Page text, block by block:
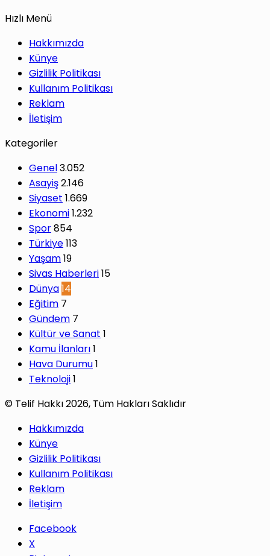
Hızlı Menü
Hakkımızda
Künye
Gizlilik Politikası
Kullanım Politikası
Reklam
İletişim
Kategoriler
Genel3.052
Asayiş2.146
Siyaset 1.669
Ekonomi1.232
Spor854
Türkiye113
Yaşam19
Sivas Haberleri15
Dünya14
Eğitim 7
Gündem 7
Kültür ve Sanat 1
Kamu İlanları1
Hava Durumu1
Teknoloji1
© Telif Hakkı 2026, Tüm Hakları Saklıdır
Hakkımızda
Künye
Gizlilik Politikası
Kullanım Politikası
Reklam
İletişim
Facebook
X